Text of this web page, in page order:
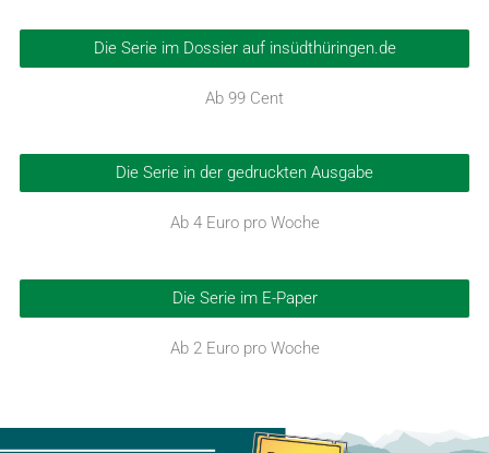
Die Serie im Dossier auf insüdthüringen.de
Ab 99 Cent
Die Serie in der gedruckten Ausgabe
Ab 4 Euro pro Woche
Die Serie im E-Paper
Ab 2 Euro pro Woche